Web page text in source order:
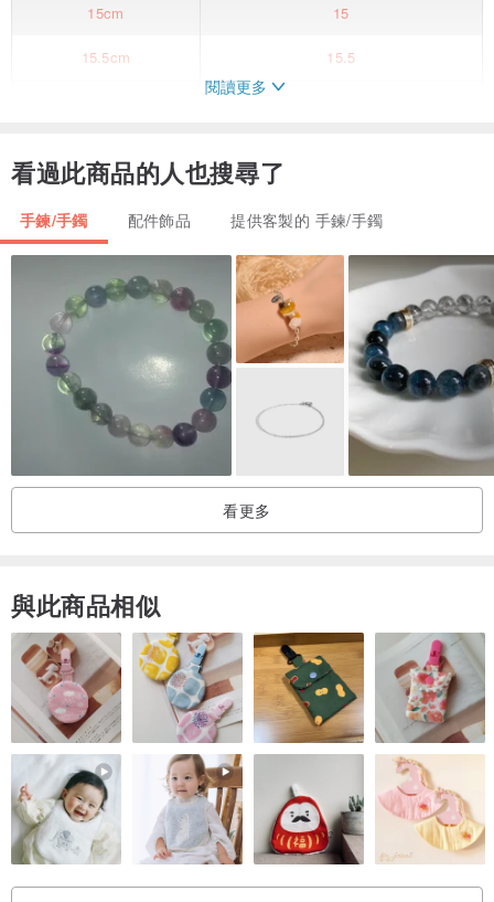
15cm 15
15.5cm 15.5
17cm
其他尺寸請備註
此款手環有附包裝。
［尺寸］-
訂製此款手鍊請務必先量好尺寸，提供實際手圍長度，
我們會依據您提供的實際手圍長度再加一點點長度製作，
不同略有些微差距。
［網路摘要分享］-
［備註說明］-
❤️所有商品保證全新。
❤️天然石每顆品相都不同，可能會有些許裂紋或小瑕疵，會儘量挑選
品相佳者，但請確定能接受再下標喔！
❤️由於尺寸不同，編排方式可能會依長度有所調整。
❤️照片中的顏色可能會因光線，顯示螢幕的差異有所不同。
閱讀更多
看過此商品的人也搜尋了
手鍊/手鐲 配件飾品 提供客製的 手鍊/手鐲
看更多
與此商品相似